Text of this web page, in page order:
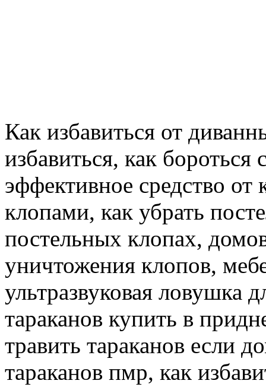
Как избавиться от
избавиться, как
эффективное средство
клопами, как убрать
постельных клопах,
уничтожения клопов,
ультразвуковая ловушка
тараканов купить в
травить тараканов если
тараканов пмр, как